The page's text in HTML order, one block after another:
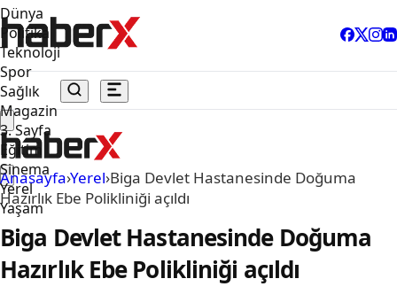
Dünya
Politika
Teknoloji
Spor
Sağlık
Magazin
3. Sayfa
Eğitim
Sinema
Yerel
Yaşam
Anasayfa›Yerel›Biga Devlet Hastanesinde Doğuma
Hazırlık Ebe Polikliniği açıldı
Biga Devlet Hastanesinde Doğuma
Hazırlık Ebe Polikliniği açıldı